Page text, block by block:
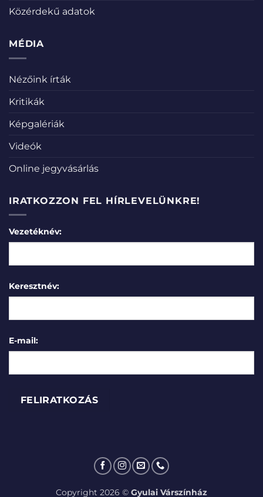
Közérdekű adatok
MÉDIA
Nézőink írták
Kritikák
Képgalériák
Videók
Online jegyvásárlás
IRATKOZZON FEL HÍRLEVELÜNKRE!
Vezetéknév:
Keresztnév:
E-mail:
Copyright 2026 © Gyulai Várszínház